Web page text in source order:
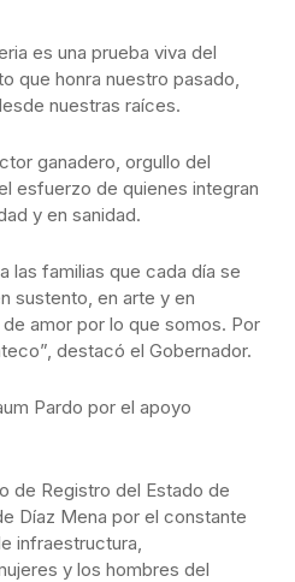
es una prueba viva del
que honra nuestro pasado,
nuestras raíces.
ganadero, orgullo del
esfuerzo de quienes integran
y en sanidad.
las familias que cada día se
sustento, en arte y en
amor por lo que somos. Por
destacó el Gobernador.
Pardo por el apoyo
de Registro del Estado de
Díaz Mena por el constante
infraestructura,
y los hombres del